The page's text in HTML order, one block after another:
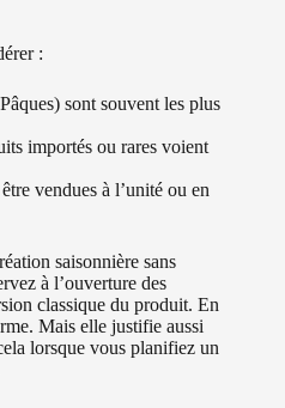
:
sont souvent les plus
importés ou rares voient
vendues à l’unité ou en
saisonnière sans
à l’ouverture des
classique du produit. En
Mais elle justifie aussi
lorsque vous planifiez un